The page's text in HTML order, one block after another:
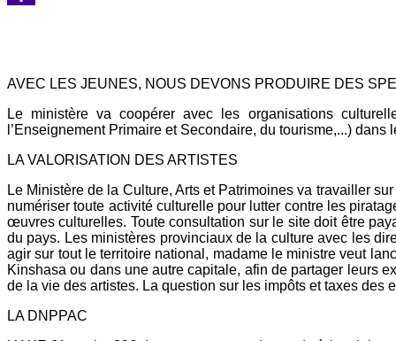
AVEC LES JEUNES, NOUS DEVONS PRODUIRE DES
Le ministère va coopérer avec les organisations
l’Enseignement Primaire et Secondaire, du tourisme,...)
LA VALORISATION DES ARTISTES
Le Ministère de la Culture, Arts et Patrimoines va travailler
numériser toute activité culturelle pour lutter contre les
œuvres culturelles. Toute consultation sur le site doit être
du pays. Les ministères provinciaux de la culture avec les
agir sur tout le territoire national, madame le ministre veut
Kinshasa ou dans une autre capitale, afin de partager leurs
de la vie des artistes. La question sur les impôts et taxes
LA DNPPAC